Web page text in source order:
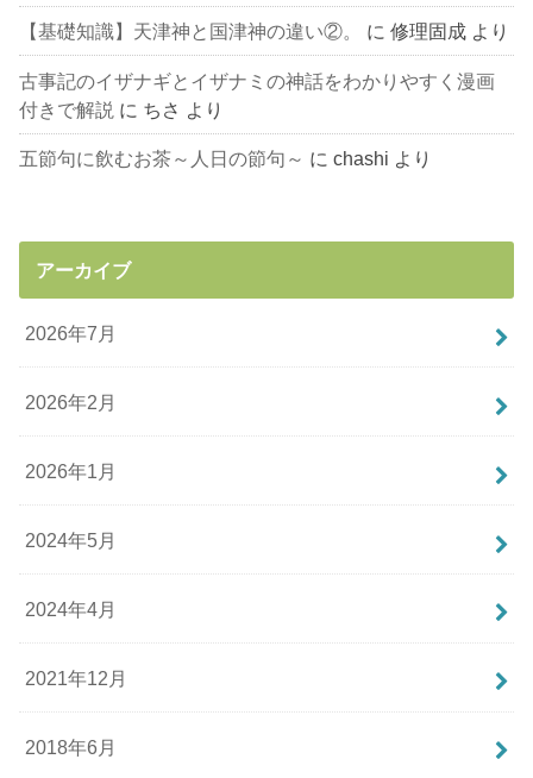
【基礎知識】天津神と国津神の違い②。 に修理固成 より
古事記のイザナギとイザナミの神話をわかりやすく漫画
付きで解説 に ちさ より
五節句に飲むお茶～人日の節句～ にchashi より
アーカイブ
2026年7月
2026年2月
2026年1月
2024年5月
2024年4月
2021年12月
2018年6月